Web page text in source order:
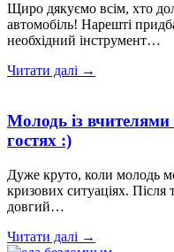
Щиро дякуємо всім, хто
автомобіль! Нарешті
необхідний інструмент…
Читати далі →
Молодь із
гостях :)
Дуже круто, коли молодь
кризових ситуаціях. Після
довгий…
Читати далі →